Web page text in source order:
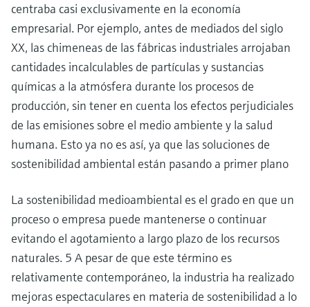
Las baterías industriales lideran el almacenamiento de
energía
Descubra cómo las baterías electroquímicas están a la vanguardia en el
avance hacia la neutralidad de carbono.
Mejore la eficiencia y la seguridad de la producción de
hidrógeno verde
Optimice sus electrolizadores Conozca nuestra amplia oferta y benefíciese
nuestra dilatada experiencia en la producción de hidrógeno de alta calidad
forma segura mediante la electrólisis.
Filtración por membrana para garantizar la calidad del
agua
La instrumentación de proceso desempeña un papel crucial en la filtración
por membrana para garantizar la máxima calidad del agua. El reto
radica en prevenir la suciedad, la obstrucción y el deterioro de las
centraba casi exclusivamente en la economía
empresarial. Por ejemplo, antes de mediados del siglo
XX, las chimeneas de las fábricas industriales arrojaban
cantidades incalculables de partículas y sustancias
químicas a la atmósfera durante los procesos de
producción, sin tener en cuenta los efectos perjudiciales
de las emisiones sobre el medio ambiente y la salud
humana. Esto ya no es así, ya que las soluciones de
sostenibilidad ambiental están pasando a primer plano
La sostenibilidad medioambiental es el grado en que un
proceso o empresa puede mantenerse o continuar
evitando el agotamiento a largo plazo de los recursos
naturales. 5 A pesar de que este término es
relativamente contemporáneo, la industria ha realizado
mejoras espectaculares en materia de sostenibilidad a lo